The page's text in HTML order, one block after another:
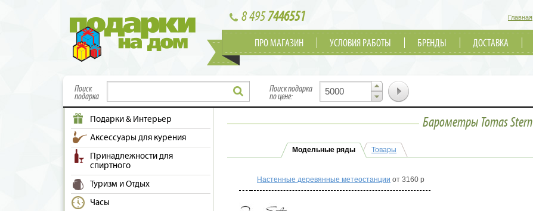
8 4957446551 Главная
ПРО МАГАЗИН УСЛОВИЯ РАБОТЫ БРЕНДЫ ДОСТАВКА
Поиск
подарка
Поиск подарка
по цене:
Подарки & Интерьер
Аксессуары для курения
Принадлежности для
спиртного
Туризм и Отдых
Часы
Барометры Tomas Stern
Модельные ряды Товары
Настенные деревянные метеостанции от 3160 р